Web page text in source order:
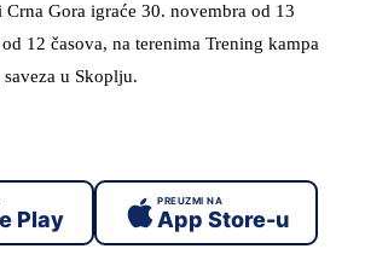
Gora igraće 30. novembra od 13
12 časova, na terenima Trening kampa
u Skoplju.
Play
PREUZMI NA
App Store-u